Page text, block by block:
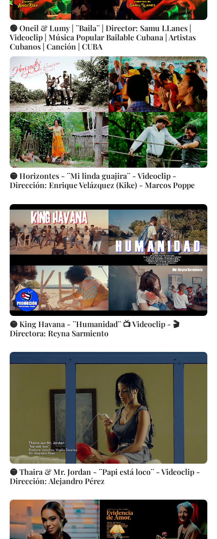
🟢 Oneil & Lumy | ¨Baila¨ | Director: Samu LLanes |
Videoclip | Música Popular Bailable Cubana | Artistas
Cubanos | Canción | CUBA
🟡 Horizontes - ¨Mi linda guajira¨ - Videoclip -
Dirección: Enrique Velázquez (Kike) - Marcos Poppe
🟡 King Havana - ¨Humanidad¨ 📺 Videoclip - 🎬
Directora: Reyna Sarmiento
🟡 Thaira & Mr. Jordan - ¨Papi está loco¨ - Videoclip -
Dirección: Alejandro Pérez